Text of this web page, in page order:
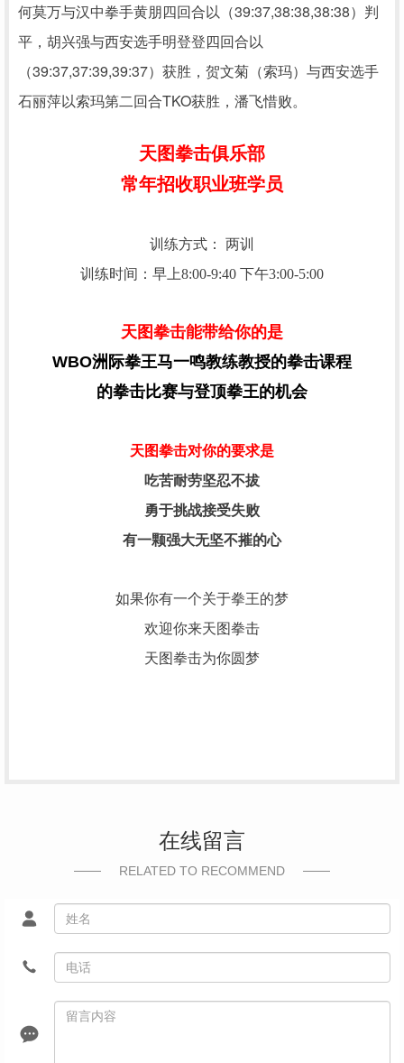
何莫万与汉中拳手黄朋四回合以（39:37,38:38,38:38）判
平，胡兴强与西安选手明登登四回合以
（39:37,37:39,39:37）获胜，贺文菊（索玛）与西安选手
石丽萍以索玛第二回合TKO获胜，潘飞惜败。
天图拳击俱乐部
常年招收职业班学员
训练方式： 两训
训练时间：早上8:00-9:40 下午3:00-5:00
天图拳击能带给你的是
WBO洲际拳王马一鸣教练教授的拳击课程
的拳击比赛与登顶拳王的机会
天图拳击对你的要求是
吃苦耐劳坚忍不拔
勇于挑战接受失败
有一颗强大无坚不摧的心
如果你有一个关于拳王的梦
欢迎你来天图拳击
天图拳击为你圆梦
在线留言
RELATED TO RECOMMEND